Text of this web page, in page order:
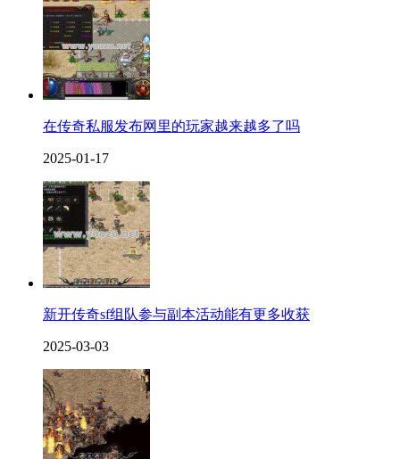
在传奇私服发布网里的玩家越来越多了吗
2025-01-17
新开传奇sf组队参与副本活动能有更多收获
2025-03-03